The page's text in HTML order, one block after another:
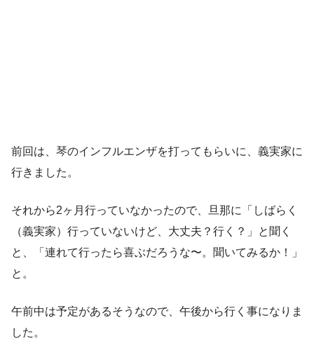
前回は、琴のインフルエンザを打ってもらいに、義実家に
行きました。
それから2ヶ月行っていなかったので、旦那に「しばらく
（義実家）行っていないけど、大丈夫？行く？」と聞く
と、「連れて行ったら喜ぶだろうな〜。聞いてみるか！」
と。
午前中は予定があるそうなので、午後から行く事になりま
した。